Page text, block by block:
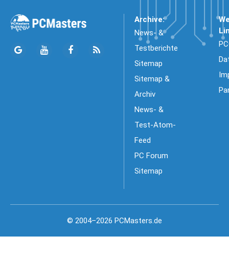
Archive:
News- &
Testberichte
Sitemap
Sitemap &
Archiv
News- &
Test-Atom-
Feed
PC Forum
Sitemap
© 2004–2026 PCMasters.de